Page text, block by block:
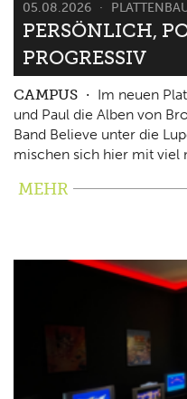
05.08.2026
PERSÖNLICH,
PROGRESSIV
CAMPUS
Im neuen
und Paul die Alben von
Band Believe unter die
mischen sich hier mit viel
MEHR